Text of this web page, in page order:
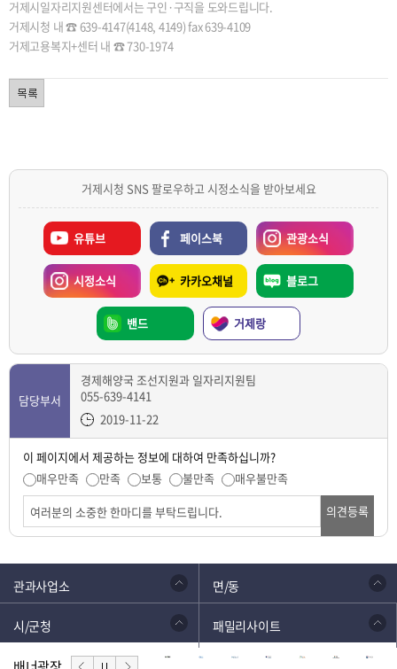
거제시일자리지원센터에서는 구인·구직을 도와드립니다.
거제시청 내 ☎ 639-4147(4148, 4149) fax 639-4109
거제고용복지+센터 내 ☎ 730-1974
거제시청 SNS 팔로우하고 시정소식을 받아보세요
유튜브 페이스북 관광소식
시정소식 카카오채널 블로그
밴드 거제랑
담당부서
경제해양국 조선지원과 일자리지원팀
055-639-4141
2019-11-22
이 페이지에서 제공하는 정보에 대하여 만족하십니까?
매우만족
만족 보통 불만족
매우불만족
의견등록
관과사업소 면/동
시/군청 패밀리사이트